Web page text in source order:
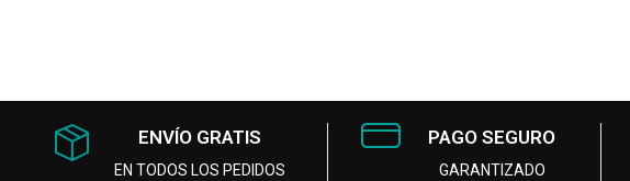
ENVÍO GRATIS
EN TODOS LOS PEDIDOS
PAGO SEGURO
GARANTIZADO